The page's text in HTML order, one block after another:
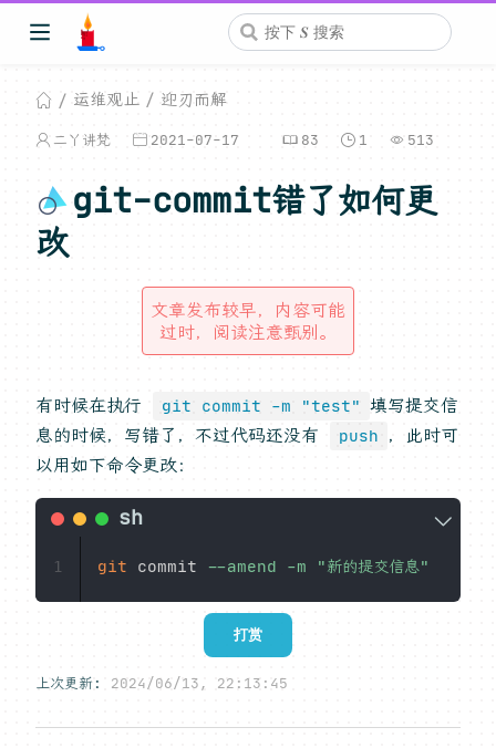
运维观止 迎刃而解
二丫讲梵 2021-07-17 83 1 513
git-commit错了如何更
改
文章发布较早，内容可能
过时，阅读注意甄别。
有时候在执行 git commit -m "test" 填写提交信
息的时候，写错了，不过代码还没有
push
，此时可
以用如下命令更改：
git commit --amend -m "新的提交信息"
1
打赏
上次更新: 2024/06/13, 22:13:45